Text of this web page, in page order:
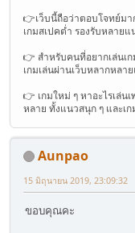
👉เว็บนี้ถือว่าตอบโจทย์มา
เกมสเปคต่ำ รองรับหลายแ
👉 สำหรับคนที่อยากเล่นเ
เกมเล่นผ่านเว็บหลากหลา
👉 เกมใหม่ ๆ หาอะไรเล่นเ
หลาย ทั้งแนวสนุก ๆ และเ
Aunpao
15 มิถุนายน 2019, 23:09:32
ขอบคุณคะ